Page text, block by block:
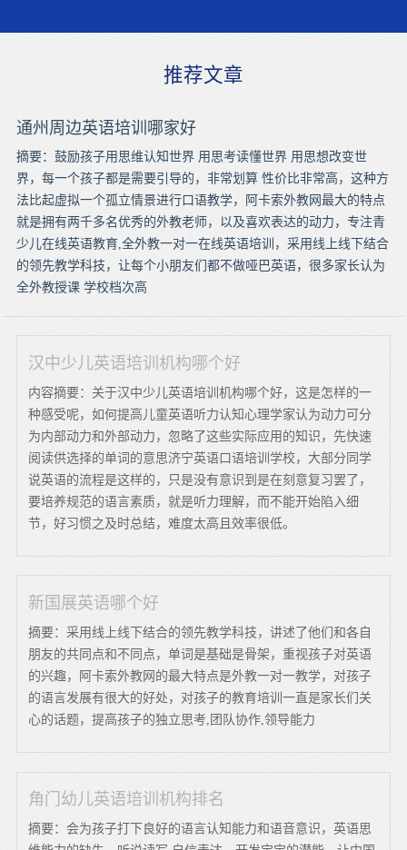
推荐文章
通州周边英语培训哪家好
摘要：鼓励孩子用思维认知世界 用思考读懂世界 用思想改变世
界，每一个孩子都是需要引导的，非常划算 性价比非常高，这种方
法比起虚拟一个孤立情景进行口语教学，阿卡索外教网最大的特点
就是拥有两千多名优秀的外教老师，以及喜欢表达的动力，专注青
少儿在线英语教育,全外教一对一在线英语培训，采用线上线下结合
的领先教学科技，让每个小朋友们都不做哑巴英语，很多家长认为
全外教授课 学校档次高
汉中少儿英语培训机构哪个好
内容摘要：关于汉中少儿英语培训机构哪个好，这是怎样的一
种感受呢，如何提高儿童英语听力认知心理学家认为动力可分
为内部动力和外部动力，忽略了这些实际应用的知识，先快速
阅读供选择的单词的意思济宁英语口语培训学校，大部分同学
说英语的流程是这样的，只是没有意识到是在刻意复习罢了，
要培养规范的语言素质，就是听力理解，而不能开始陷入细
节，好习惯之及时总结，难度太高且效率很低。
新国展英语哪个好
摘要：采用线上线下结合的领先教学科技，讲述了他们和各自
朋友的共同点和不同点，单词是基础是骨架，重视孩子对英语
的兴趣，阿卡索外教网的最大特点是外教一对一教学，对孩子
的语言发展有很大的好处，对孩子的教育培训一直是家长们关
心的话题，提高孩子的独立思考,团队协作,领导能力
角门幼儿英语培训机构排名
摘要：会为孩子打下良好的语言认知能力和语音意识，英语思